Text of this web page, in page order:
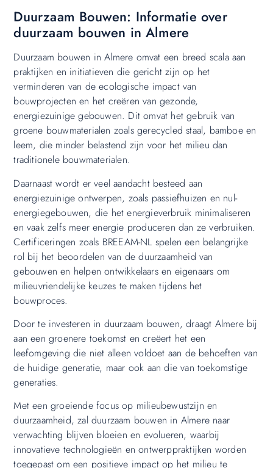
Duurzaam Bouwen: Informatie over
duurzaam bouwen in Almere
Duurzaam bouwen in Almere omvat een breed scala aan
praktijken en initiatieven die gericht zijn op het
verminderen van de ecologische impact van
bouwprojecten en het creëren van gezonde,
energiezuinige gebouwen. Dit omvat het gebruik van
groene bouwmaterialen zoals gerecycled staal, bamboe en
leem, die minder belastend zijn voor het milieu dan
traditionele bouwmaterialen.
Daarnaast wordt er veel aandacht besteed aan
energiezuinige ontwerpen, zoals passiefhuizen en nul-
energiegebouwen, die het energieverbruik minimaliseren
en vaak zelfs meer energie produceren dan ze verbruiken.
Certificeringen zoals BREEAM-NL spelen een belangrijke
rol bij het beoordelen van de duurzaamheid van
gebouwen en helpen ontwikkelaars en eigenaars om
milieuvriendelijke keuzes te maken tijdens het
bouwproces.
Door te investeren in duurzaam bouwen, draagt Almere bij
aan een groenere toekomst en creëert het een
leefomgeving die niet alleen voldoet aan de behoeften van
de huidige generatie, maar ook aan die van toekomstige
generaties.
Met een groeiende focus op milieubewustzijn en
duurzaamheid, zal duurzaam bouwen in Almere naar
verwachting blijven bloeien en evolueren, waarbij
innovatieve technologieën en ontwerppraktijken worden
toegepast om een ​​positieve impact op het milieu te